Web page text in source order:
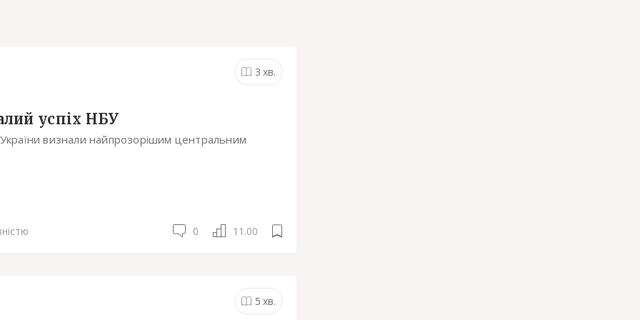
3 хв.
успіх НБУ
визнали найпрозорішим центральним
0 11.00
5 хв.